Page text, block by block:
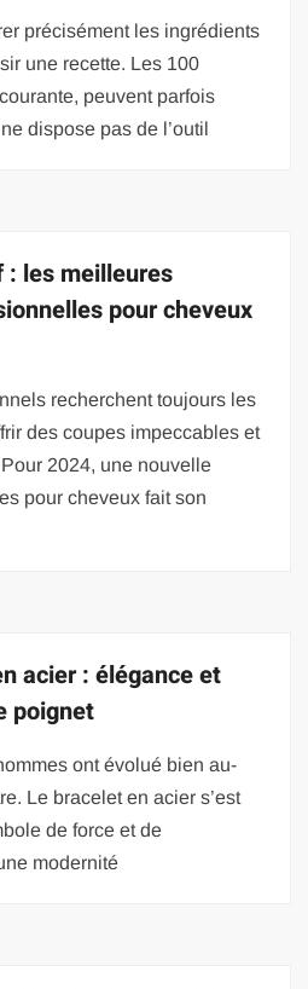
précisément les ingrédients
une recette. Les 100
peuvent parfois
dispose pas de l’outil
les meilleures
pour cheveux
recherchent toujours les
des coupes impeccables et
2024, une nouvelle
pour cheveux fait son
acier : élégance et
poignet
ont évolué bien au-
Le bracelet en acier s’est
de force et de
modernité